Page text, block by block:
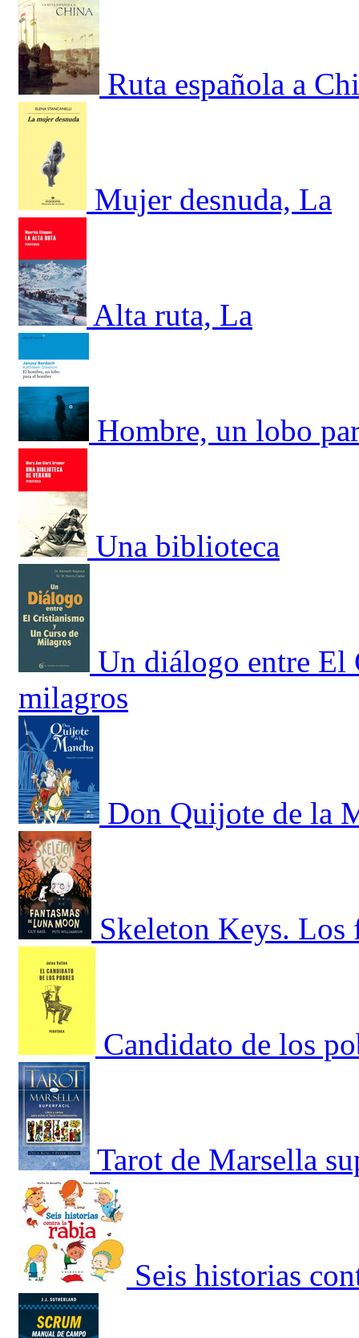
Ruta española a
Mujer desnuda, La
Alta ruta, La
Hombre, un lobo
Una biblioteca
Un diálogo entre El
milagros
Don Quijote de la
Skeleton Keys. Los
Candidato de los
Tarot de Marsella
Seis historias